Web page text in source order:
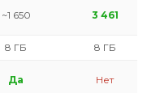
~1 650 3 461
8 ГБ 8 ГБ
Да Нет